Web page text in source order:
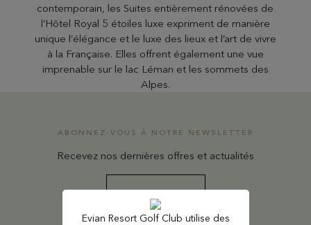
contemporain, les Suites entièrement rénovées de
l’Hôtel Royal 5 étoiles luxe expriment de manière
unique l’élégance et le luxe des lieux et l’art de vivre
à la Française. Elles offrent également une vue
imprenable sur le lac Léman et les sommets des
Alpes.
ABONNEZ-VOUS À NOTRE NEWSLETTER
Recevez nos dernières offres et actualités
Evian Resort Golf Club utilise des